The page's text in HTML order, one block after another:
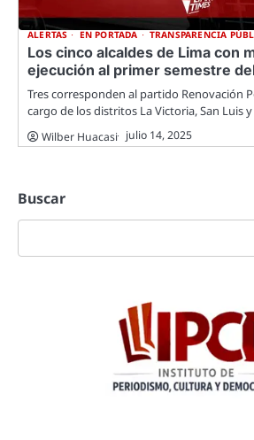
ALERTAS EN PORTADA TRANSPARENCIA
Los cinco alcaldes de Lima con
ejecución al primer semestre
Tres corresponden al partido Renovación
cargo de los distritos La Victoria, San Luis
Wilber Huacasi julio 14, 2025
Buscar